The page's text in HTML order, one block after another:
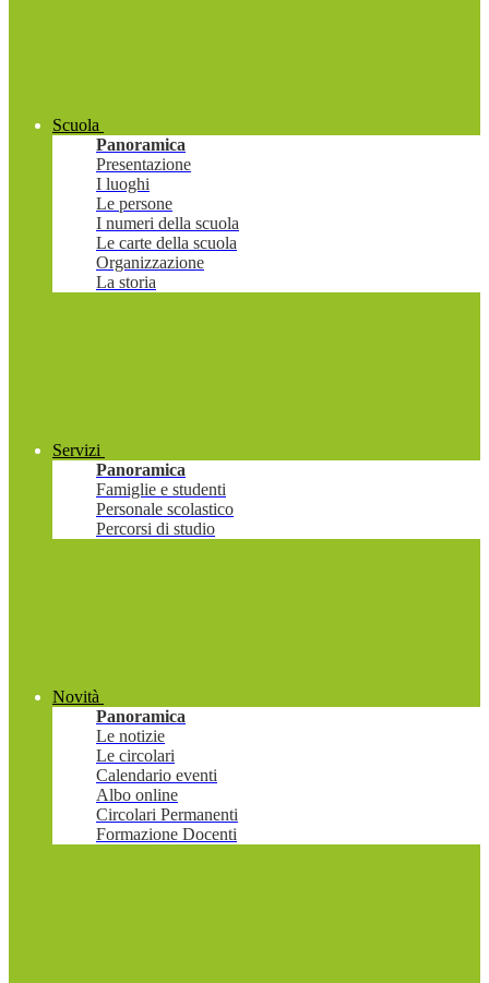
Scuola
Panoramica
Presentazione
I luoghi
Le persone
I numeri della scuola
Le carte della scuola
Organizzazione
La storia
Servizi
Panoramica
Famiglie e studenti
Personale scolastico
Percorsi di studio
Novità
Panoramica
Le notizie
Le circolari
Calendario eventi
Albo online
Circolari Permanenti
Formazione Docenti